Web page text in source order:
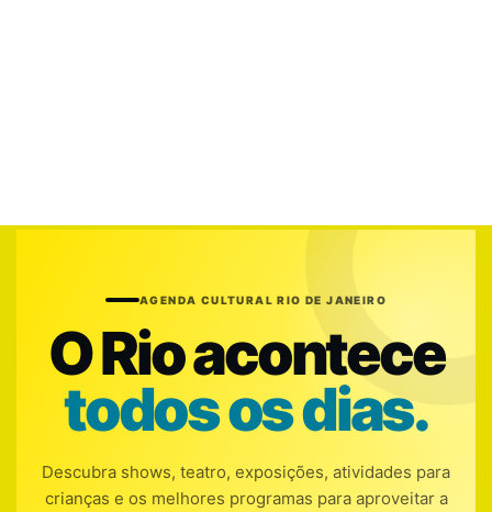
AGENDA CULTURAL RIO DE JANEIRO
O Rio acontece
todos os dias.
Descubra shows, teatro, exposições, atividades para
crianças e os melhores programas para aproveitar a